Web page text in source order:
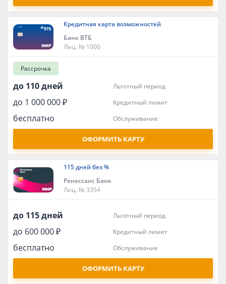
Кредитная карта возможностей
Банк ВТБ
Лиц. № 1000
Рассрочка
до 110 дней льготный период
до 1 000 000 ₽ кредитный лимит
бесплатно обслуживание
ОФОРМИТЬ КАРТУ
115 дней без %
Ренессанс Банк
Лиц. № 3354
до 115 дней льготный период
до 600 000 ₽ кредитный лимит
бесплатно обслуживание
ОФОРМИТЬ КАРТУ